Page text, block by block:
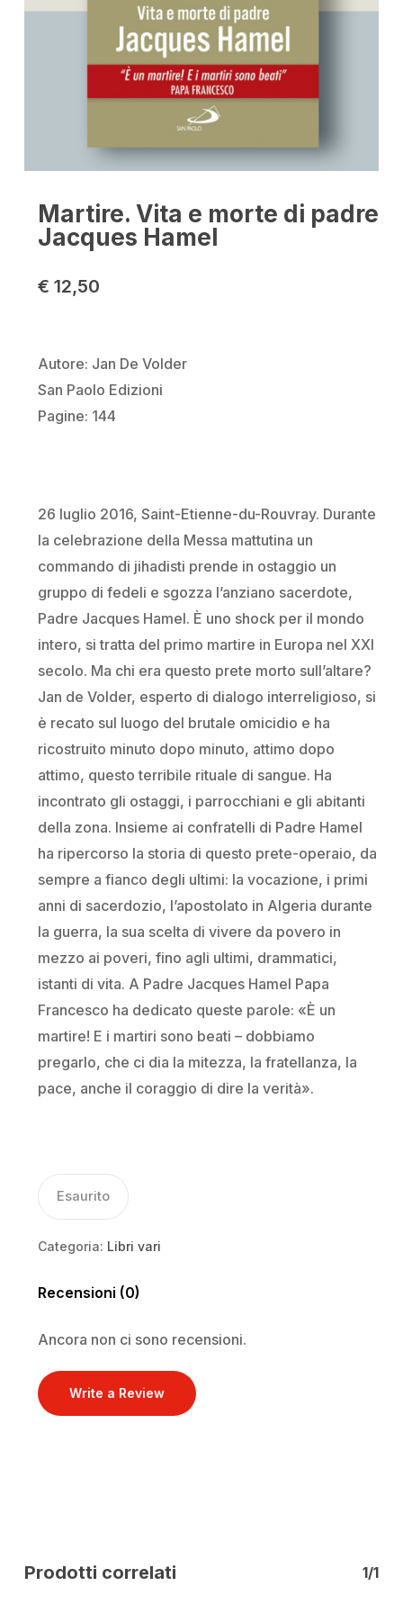
Martire. Vita e morte di padre
Jacques Hamel
€ 12,50
Autore: Jan De Volder
San Paolo Edizioni
Pagine: 144
26 luglio 2016, Saint-Etienne-du-Rouvray. Durante
la celebrazione della Messa mattutina un
commando di jihadisti prende in ostaggio un
gruppo di fedeli e sgozza l’anziano sacerdote,
Padre Jacques Hamel. È uno shock per il mondo
intero, si tratta del primo martire in Europa nel XXI
secolo. Ma chi era questo prete morto sull’altare?
Jan de Volder, esperto di dialogo interreligioso, si
è recato sul luogo del brutale omicidio e ha
ricostruito minuto dopo minuto, attimo dopo
attimo, questo terribile rituale di sangue. Ha
incontrato gli ostaggi, i parrocchiani e gli abitanti
della zona. Insieme ai confratelli di Padre Hamel
ha ripercorso la storia di questo prete-operaio, da
sempre a fianco degli ultimi: la vocazione, i primi
anni di sacerdozio, l’apostolato in Algeria durante
la guerra, la sua scelta di vivere da povero in
mezzo ai poveri, fino agli ultimi, drammatici,
istanti di vita. A Padre Jacques Hamel Papa
Francesco ha dedicato queste parole: «È un
martire! E i martiri sono beati – dobbiamo
pregarlo, che ci dia la mitezza, la fratellanza, la
pace, anche il coraggio di dire la verità».
Esaurito
Categoria: Libri vari
Recensioni (0)
Ancora non ci sono recensioni.
Write a Review
Prodotti correlati 1/1
Email*